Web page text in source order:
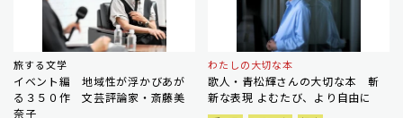
旅する文学
イベント編 地域性が浮かびあが
る３５０作 文芸評論家・斎藤美
奈子
わたしの大切な本
歌人・青松輝さんの大切な本 斬
新な表現 よむたび、より自由に